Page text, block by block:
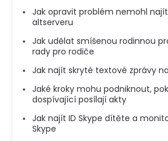
Jak opravit problém nemohl
altserveru
Jak udělat smíšenou rodinnou
rady pro rodiče
Jak najít skryté textové zprávy
Jaké kroky mohu podniknout,
dospívající posílají akty
Jak najít ID Skype dítěte a
Skype